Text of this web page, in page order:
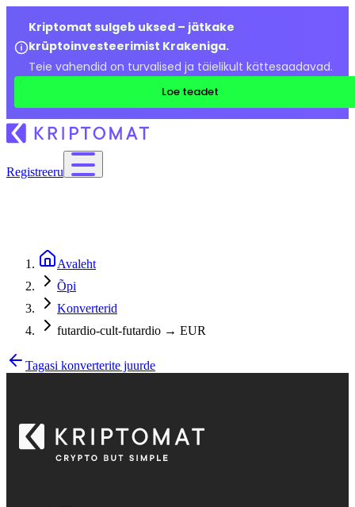
Kriptomat sulgeb uksed – jätkake
krüptoinvesteerimist Krakeniga.
Teie vahendid on turvalised ja täielikult kättesaadavad.
Loe teadet
Registreeru
Avaleht
Õpi
Konverterid
futardio-cult-futardio → EUR
Tagasi konverterite juurde